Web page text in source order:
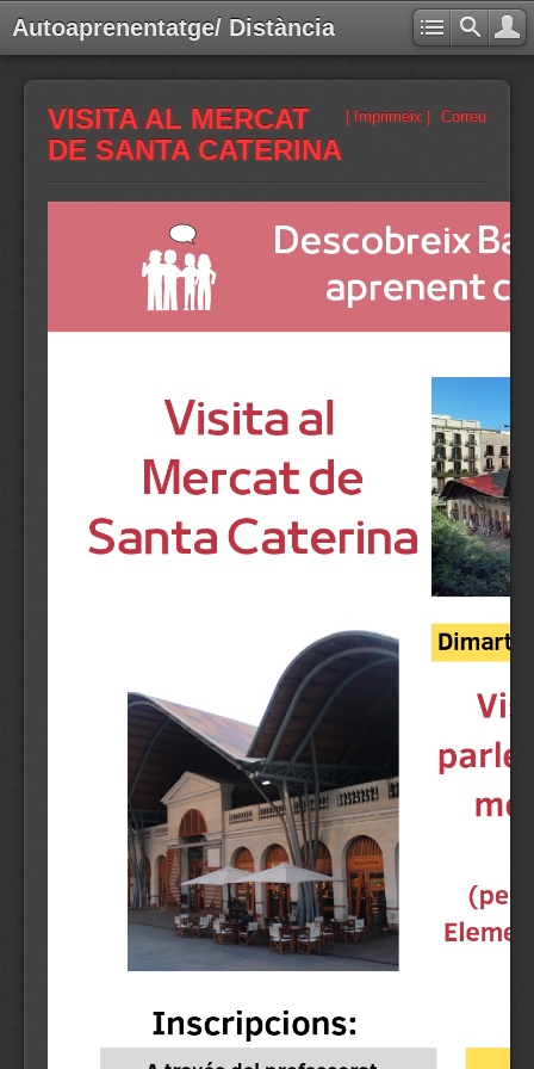
Autoaprenentatge/ Distància
Correu
| Imprimeix |
VISITA AL MERCAT
DE SANTA CATERINA